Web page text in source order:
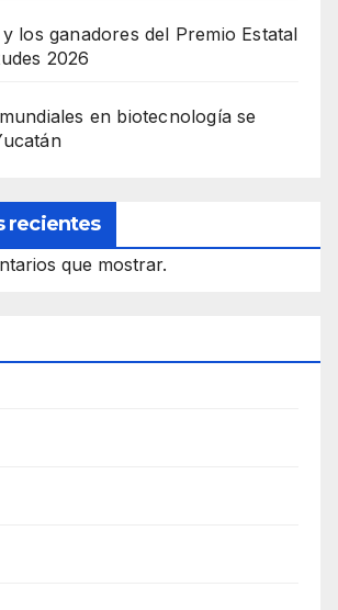
los ganadores del Premio Estatal
2026
en biotecnología se
recientes
que mostrar.